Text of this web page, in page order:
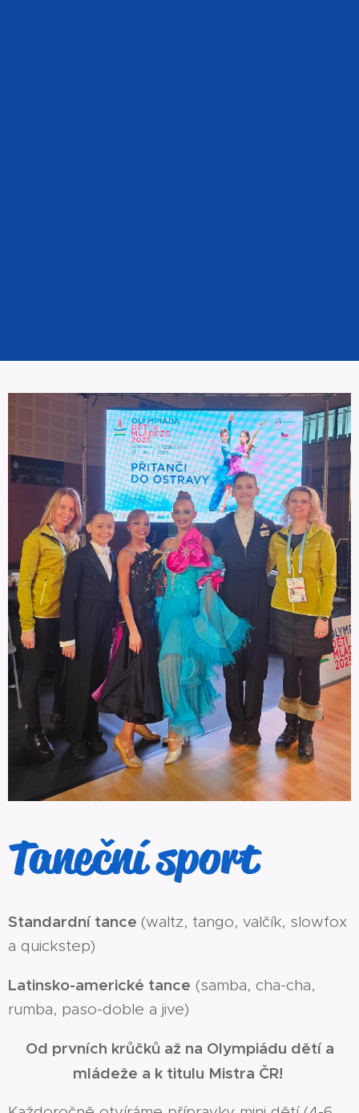
Taneční sport
Standardní tance (waltz, tango, valčík, slowfox
a quickstep)
Latinsko-americké tance (samba, cha-cha,
rumba, paso-doble a jive)
Od prvních krůčků až na Olympiádu dětí a
mládeže a k titulu Mistra ČR!